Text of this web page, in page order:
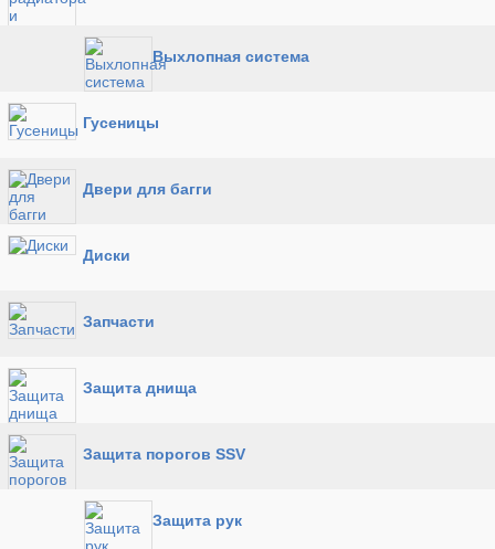
Выхлопная система
Гусеницы
Двери для багги
Диски
Запчасти
Защита днища
Защита порогов SSV
Защита рук